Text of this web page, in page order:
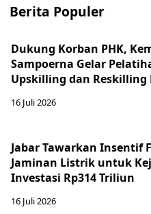
Berita Populer
Dukung Korban PHK,
Sampoerna Gelar
Upskilling dan Reskilling
16 Juli 2026
Jabar Tawarkan Insentif
Jaminan Listrik untuk
Investasi Rp314 Triliun
16 Juli 2026